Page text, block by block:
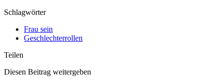
Schlagwörter
Frau sein
Geschlechterrollen
Teilen
Diesen Beitrag weitergeben